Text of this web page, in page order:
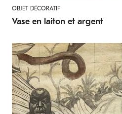
OBJET DÉCORATIF
Vase en laiton et argent